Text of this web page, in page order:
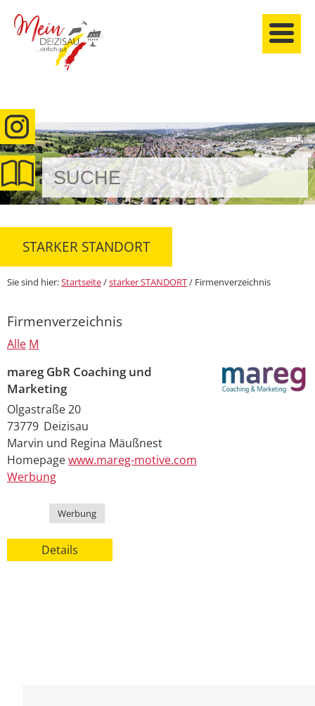
anmelden
STARKER STANDORT
Sie sind hier:Startseite/starker STANDORT/ Firmenverzeichnis
Firmenverzeichnis
Alle M
mareg GbR Coaching und
Marketing
Olgastraße 20
73779 Deizisau
Marvin und Regina Mäußnest
Homepagewww.mareg-motive.com
Werbung
Werbung
Details